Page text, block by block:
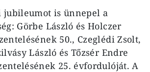
jubileumot is ünnepel a
Görbe László és Holczer
50., Czeglédi Zsolt,
László és Tőzsér Endre
25. évfordulóját. A